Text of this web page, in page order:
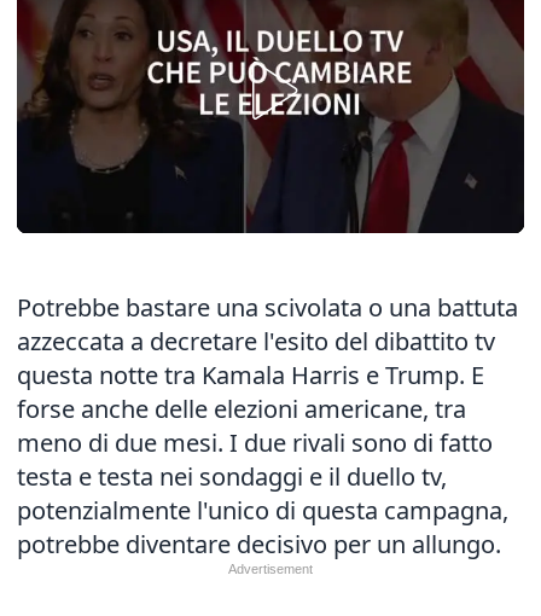
Potrebbe bastare una scivolata o una battuta
azzeccata a decretare l'esito del dibattito tv
questa notte tra Kamala Harris e Trump. E
forse anche delle elezioni americane, tra
meno di due mesi. I due rivali sono di fatto
testa e testa nei sondaggi e il duello tv,
potenzialmente l'unico di questa campagna,
potrebbe diventare decisivo per un allungo.